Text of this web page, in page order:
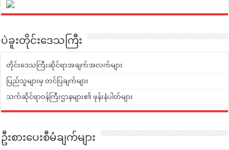
ပဲခူးတိုင်းဒေသကြီး
တိုင်းဒေသကြီးဆိုင်ရာအချက်အလက်များ
ပြည်သူများမှ တင်ပြချက်များ
သက်ဆိုင်ရာဝန်ကြီးဌာနများ၏ ဖုန်းနံပါတ်များ
ဦးစားပေးစီမံချက်များ